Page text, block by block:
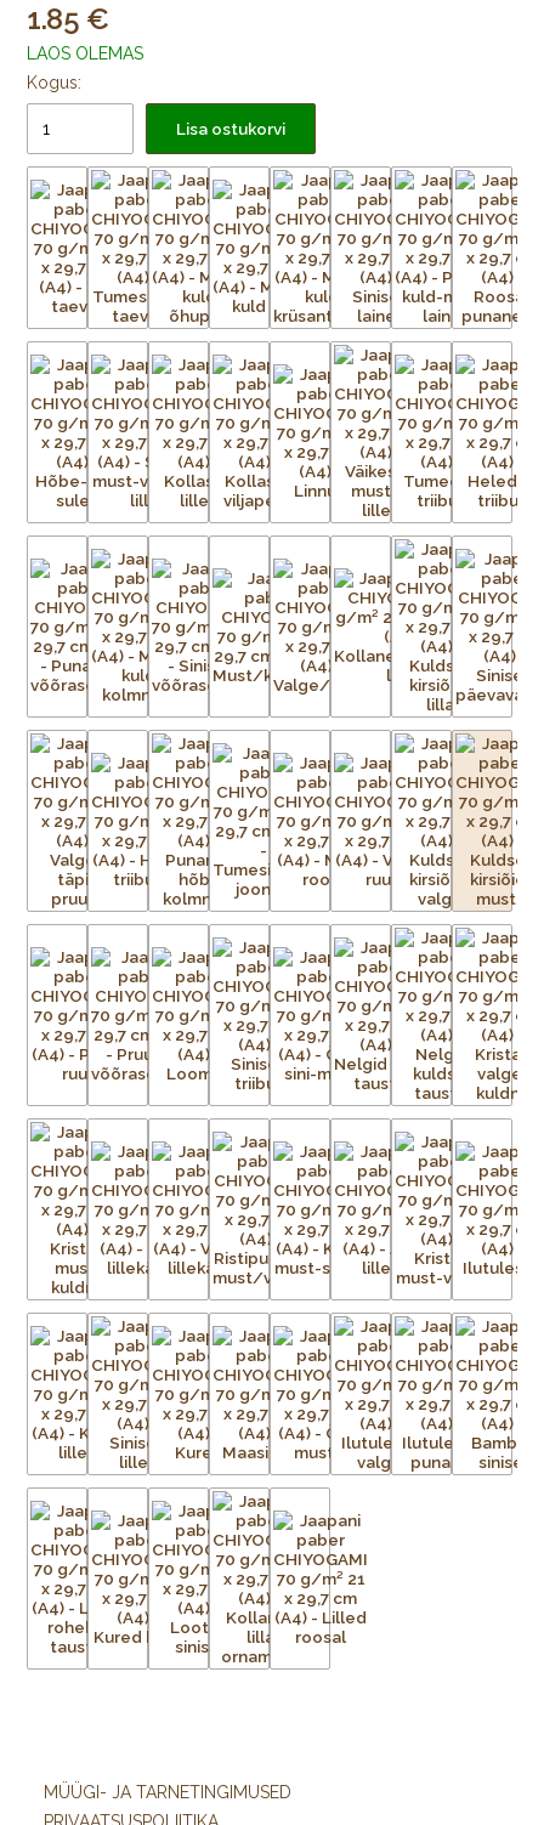
Algselt Edo ajastul välja töötatud jaapani värviliste
kujundustega mooruspuupaberid trükiti puulõigete abil
väikeste kodutarvikute katmiseks ja pabernukkude
meisterdamiseks. Tänapäeval trükitakse Chiyogamit kõikjal
Jaapanis käsitsi siiditrükis väikestes stuudiotes. Trükkimiseks
kasutatakse pleekimiskindlaid pigmente. Uusi mustreid, nii
traditsioonilisi kui ka kaasaegseid, toodetakse pidevalt
lõpututes värvikombinatsioonides.
Paberid on väga sitked ja tugevad, ning sobivad ideaalselt
raamatute, purkide ja karpide katmiseks, kaartide ning
kollaažide tegemiseks, fotode ja kunstiteoste taustaks või
raamaturiiulitele ja seintele aktsendiks. Võimalused on
piiramatud!
Chiyogami imitatsiooniga pabereid toodetakse praegu
ofsettrükiga teistes Aasia riikides. Ärge laske end petta
madalama kvaliteediga imitatsioonidest, mis tõenäoliselt
pleegivad kiiremini ja aluspaber millele trükitakse ei ole nii
tugev ja sitke kui originaalpaberitel. Ehtsate Jaapani siiditrükiste
erksuse ja tugevusega need ei võistle.
Iga Chiyogami lehe valmistamine on uskumatult töömahukas
protsess. Esialgsest kujutisest tuleb valmistada terve hulk
mustriga trükivõrke, mis on terve paberilehe suurused, üks
võrk iga mustris nähtava värvi kohta.
Aluspaber liimitakse esmalt ajutiselt tasasele pinnale.
Tänapäeval on kasutusel plast- ja metallvõrgud. Metallraami
peale pingutatud võrgule kantakse valgustundliku emulsiooni
abil trükitav kujutis. Trükivalmis raamid seadistatakse
trükikarussellile – iga värv kantakse trükilauale kinnitatud
tootele eraldi. Soovitud kujutis on võrgus avatud, ülejäänud
võrgu augud aga kaetud. Värvi laialiajamiseks ja üleliigse värvi
eemaldamiseks kasutatakse raaklit. Värv kuivab ja kinnistub
esemele kuivatustunnelis või lihtsalt õhu käes. Trükivärvid
segatakse iga prindi jaoks eritellimusel, nii et mõnikord ei ole
värvid täpselt sellised nagu eelmisel partiil. Pärast värvi
pealekandmist paber kuivatatakse. Protsessi korratakse iga
värvi puhul – kolm kuni 15 korda – kuni mustrid on täielikult
trükitud.
1.85
LAOS OLEMAS
Kogus:
Lisa ostukorvi
MÜÜGI- JA TARNETINGIMUSED